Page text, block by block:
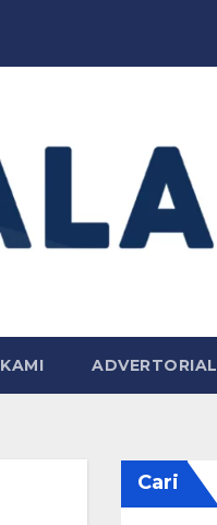
ADVERTORIAL
Cari